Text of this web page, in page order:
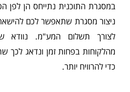
במסגרת התוכנית נתייחס הן לפן
ניצור מסגרת שתאפשר לכם
לצורך תשלום המע"מ. נוודא
מהלקוחות בפחות זמן ונדאג לכך
כדי להרוויח יותר.